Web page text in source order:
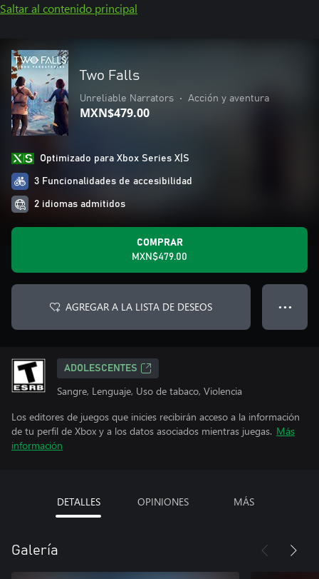
Saltar al contenido principal
Two Falls
Unreliable Narrators • Acción y aventura
MXN$479.00
Optimizado para Xbox Series X|S
3 Funcionalidades de accesibilidad
2 idiomas admitidos
COMPRAR
MXN$479.00
AGREGAR A LA LISTA DE DESEOS ● ● ●
ADOLESCENTES
Sangre, Lenguaje, Uso de tabaco, Violencia
Los editores de juegos que inicies recibirán acceso a la información
de tu perfil de Xbox y a los datos asociados mientras juegas. Más
información
DETALLES OPINIONES MÁS
Galería